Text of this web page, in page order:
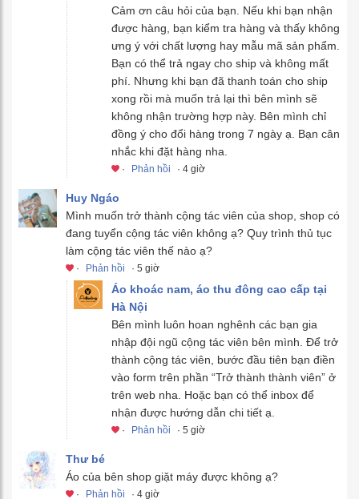
Cảm ơn câu hỏi của bạn. Nếu khi bạn nhận
được hàng, bạn kiểm tra hàng và thấy không
ưng ý với chất lượng hay mẫu mã sản phẩm.
Bạn có thể trả ngay cho ship và không mất
phí. Nhưng khi bạn đã thanh toán cho ship
xong rồi mà muốn trả lại thì bên mình sẽ
không nhận trường hợp này. Bên mình chỉ
đồng ý cho đổi hàng trong 7 ngày ạ. Bạn cân
nhắc khi đặt hàng nha.
· Phản hồi · 4 giờ
Huy Ngáo
Mình muốn trở thành cộng tác viên của shop, shop có
đang tuyển cộng tác viên không ạ? Quy trình thủ tục
làm cộng tác viên thế nào ạ?
· Phản hồi · 5 giờ
Áo khoác nam, áo thu đông cao cấp tại
Hà Nội
Bên mình luôn hoan nghênh các bạn gia
nhập đội ngũ cộng tác viên bên mình. Để trở
thành cộng tác viên, bước đầu tiên bạn điền
vào form trên phần “Trở thành thành viên” ở
trên web nha. Hoặc bạn có thể inbox để
nhận được hướng dẫn chi tiết ạ.
· Phản hồi · 5 giờ
Thư bé
Áo của bên shop giặt máy được không ạ?
· Phản hồi · 4 giờ